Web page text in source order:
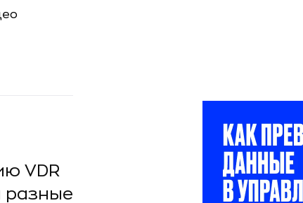
VDR
разные